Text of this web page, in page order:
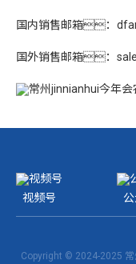
国内销售邮箱：
国外销售邮箱：
视频号
Copyright © 2024-2025